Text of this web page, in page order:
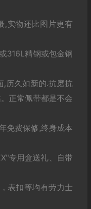
,实物还比图片更有
316L精钢或包金钢
,历久如新的.抗磨抗
正常佩带都是不会
免费保修,终身成本
专用盒送礼、自带
表扣等均有劳力士